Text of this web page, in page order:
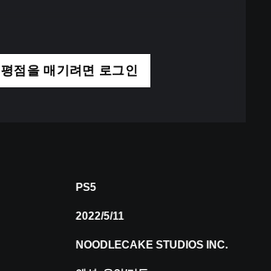
평점을 매기려면 로그인
PS5
2022/5/11
NOODLECAKE STUDIOS INC.